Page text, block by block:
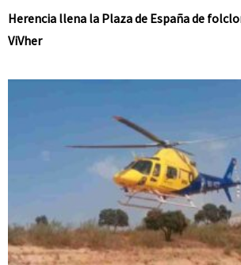
Herencia llena la Plaza de España de
ViVher